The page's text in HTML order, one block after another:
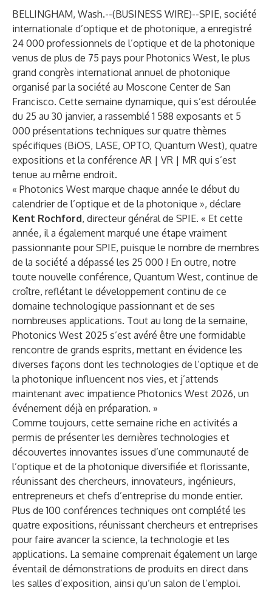
BELLINGHAM, Wash.--(BUSINESS WIRE)--SPIE, société
internationale d’optique et de photonique, a enregistré
24 000 professionnels de l’optique et de la photonique
venus de plus de 75 pays pourPhotonics West, le plus
grand congrès international annuel de photonique
organisé par la société au Moscone Center de San
Francisco. Cette semaine dynamique, qui s’est déroulée
du 25 au 30 janvier, a rassemblé 1 588 exposants et 5
000 présentations techniques sur quatre thèmes
spécifiques (BiOS, LASE, OPTO, Quantum West), quatre
expositions et la conférence AR | VR | MR qui s’est
tenue au même endroit.
« Photonics West marque chaque année le début du
calendrier de l’optique et de la photonique », déclare
Kent Rochford, directeur général de SPIE. « Et cette
année, il a également marqué une étape vraiment
passionnante pour SPIE, puisque le nombre de membres
de la société a dépassé les 25 000 ! En outre, notre
toute nouvelle conférence, Quantum West, continue de
croître, reflétant le développement continu de ce
domaine technologique passionnant et de ses
nombreuses applications. Tout au long de la semaine,
Photonics West 2025 s’est avéré être une formidable
rencontre de grands esprits, mettant en évidence les
diverses façons dont les technologies de l’optique et de
la photonique influencent nos vies, et j’attends
maintenant avec impatience Photonics West 2026, un
événement déjà en préparation. »
Comme toujours, cette semaine riche en activités a
permis de présenter les dernières technologies et
découvertes innovantes issues d’une communauté de
l’optique et de la photonique diversifiée et florissante,
réunissant des chercheurs, innovateurs, ingénieurs,
entrepreneurs et chefs d’entreprise du monde entier.
Plus de 100 conférences techniques ont complété les
quatre expositions, réunissant chercheurs et entreprises
pour faire avancer la science, la technologie et les
applications. La semaine comprenait également un large
éventail de démonstrations de produits en direct dans
les salles d’exposition, ainsi qu’un salon de l’emploi.